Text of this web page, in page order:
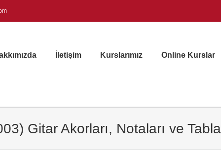
İletişim Kurslarımız Online Kurslar
Gitar Akorları, Notaları ve